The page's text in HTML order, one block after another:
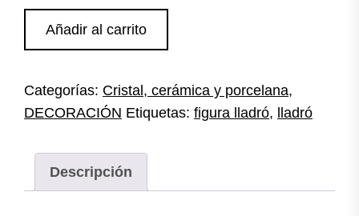
Lladró
perro
cantidad
Añadir al carrito
Categorías: Cristal, cerámica y porcelana,
DECORACIÓN Etiquetas: figura lladró, lladró
Descripción